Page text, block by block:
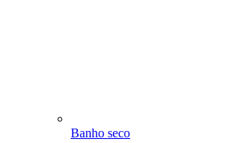
Banho seco